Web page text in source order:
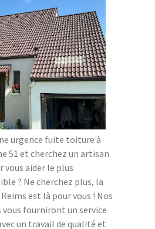
urgence fuite toiture à
51 et cherchez un artisan
vous aider le plus
? Ne cherchez plus, la
est là pour vous ! Nos
fourniront un service
un travail de qualité et